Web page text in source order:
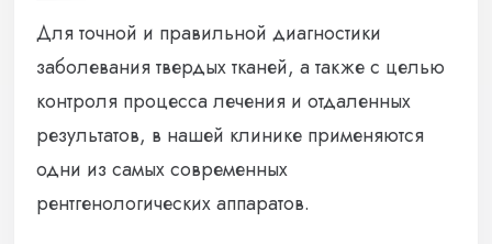
Для точной и правильной диагностики
заболевания твердых тканей, а также с целью
контроля процесса лечения и отдаленных
результатов, в нашей клинике применяются
одни из самых современных
рентгенологических аппаратов.